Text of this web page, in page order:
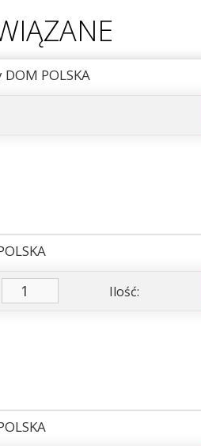
POLSKA
Ilość: